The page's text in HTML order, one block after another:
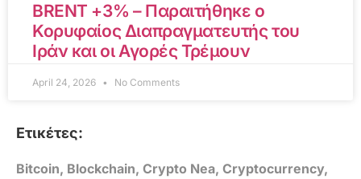
BRENT +3% – Παραιτήθηκε ο
Κορυφαίος Διαπραγματευτής του
Ιράν και οι Αγορές Τρέμουν
April 24, 2026 No Comments
Ετικέτες:
Bitcoin, Blockchain, Crypto Nea, Cryptocurrency,